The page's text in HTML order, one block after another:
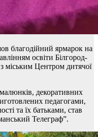
благодійний ярмарок на
освіти Білгород-
з міським Центром дитячої
декоративних
педагогами,
та їх батьками, став
Телеграф”.